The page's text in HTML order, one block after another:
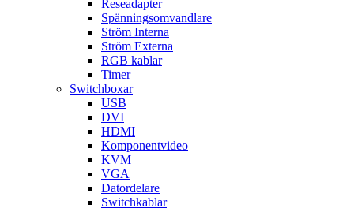
Reseadapter
Spänningsomvandlare
Ström Interna
Ström Externa
RGB kablar
Timer
Switchboxar
USB
DVI
HDMI
Komponentvideo
KVM
VGA
Datordelare
Switchkablar